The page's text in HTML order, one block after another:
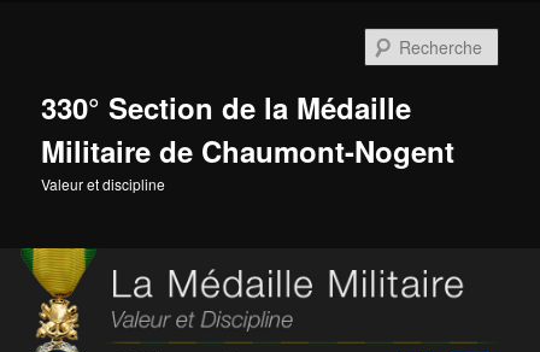
330° Section de la Médaille
Militaire de Chaumont-Nogent
Valeur et discipline